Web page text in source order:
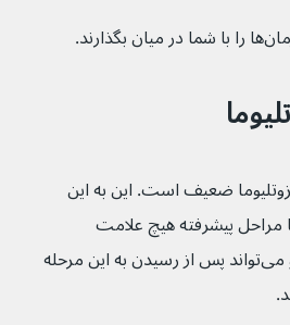
ضعیف است. این به این
پیشرفته هیچ علامت
واضحی ایجاد نمی‌کند و می‌تواند پس از رسیدن به این مرحله